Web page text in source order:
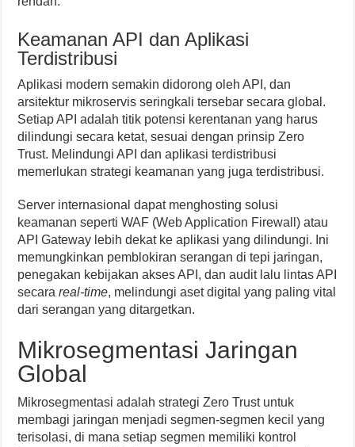
Keamanan API dan Aplikasi
Terdistribusi
Aplikasi modern semakin didorong oleh API, dan
arsitektur mikroservis seringkali tersebar secara global.
Setiap API adalah titik potensi kerentanan yang harus
dilindungi secara ketat, sesuai dengan prinsip Zero
Trust. Melindungi API dan aplikasi terdistribusi
memerlukan strategi keamanan yang juga terdistribusi.
Server internasional dapat menghosting solusi
keamanan seperti WAF (Web Application Firewall) atau
API Gateway lebih dekat ke aplikasi yang dilindungi. Ini
memungkinkan pemblokiran serangan di tepi jaringan,
penegakan kebijakan akses API, dan audit lalu lintas API
secarareal-time, melindungi aset digital yang paling vital
dari serangan yang ditargetkan.
Mikrosegmentasi Jaringan
Global
Mikrosegmentasi adalah strategi Zero Trust untuk
membagi jaringan menjadi segmen-segmen kecil yang
terisolasi, di mana setiap segmen memiliki kontrol